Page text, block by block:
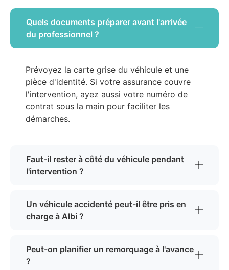
Quels documents préparer avant l'arrivée
du professionnel ?
Prévoyez la carte grise du véhicule et une
pièce d'identité. Si votre assurance couvre
l'intervention, ayez aussi votre numéro de
contrat sous la main pour faciliter les
démarches.
Faut-il rester à côté du véhicule pendant
l'intervention ?
Un véhicule accidenté peut-il être pris en
charge à Albi ?
Peut-on planifier un remorquage à l'avance
?